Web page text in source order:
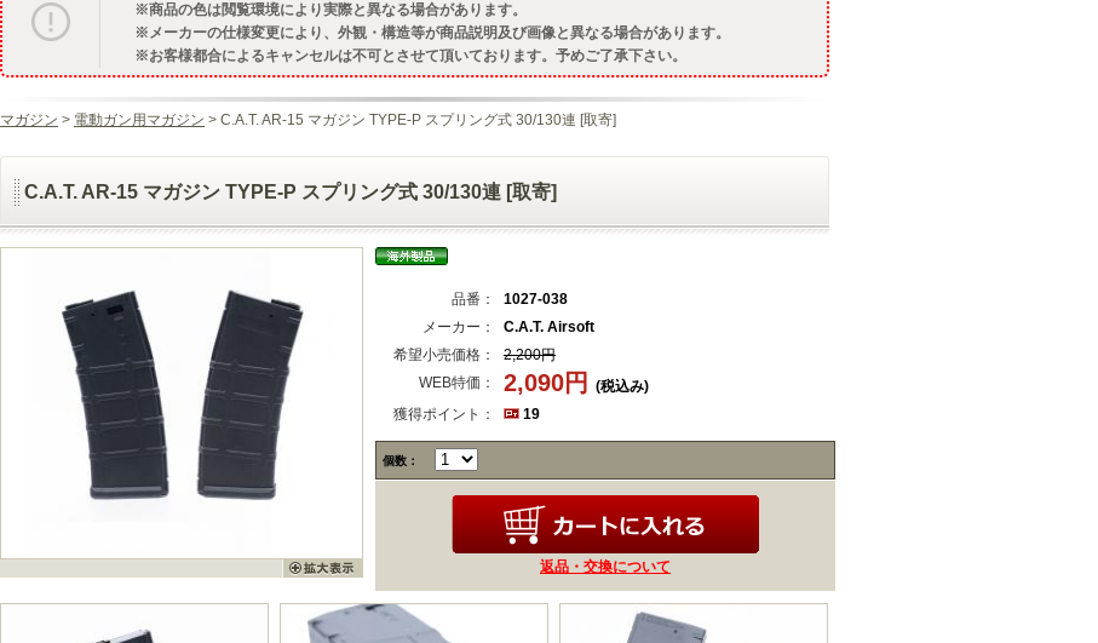
商品の色は閲覧環境により実際と異なる場合があります。
メーカーの仕様変更により、外観・構造等が商品説明及び画像と異なる場合があります。
お客様都合によるキャンセルは不可とさせて頂いております。予めご了承下さい。
マガジン > 電動ガン用マガジン > C.A.T. AR-15 マガジン TYPE-P スプリング式 30/130連 [取寄]
C.A.T. AR-15 マガジン TYPE-P スプリング式 30/130連 [取寄]
品番：
1027-038
メーカー：
C.A.T. Airsoft
希望小売価格：
2,200円
WEB特価：
2,090円
(税込み)
獲得ポイント：
19
個数：
返品・交換について